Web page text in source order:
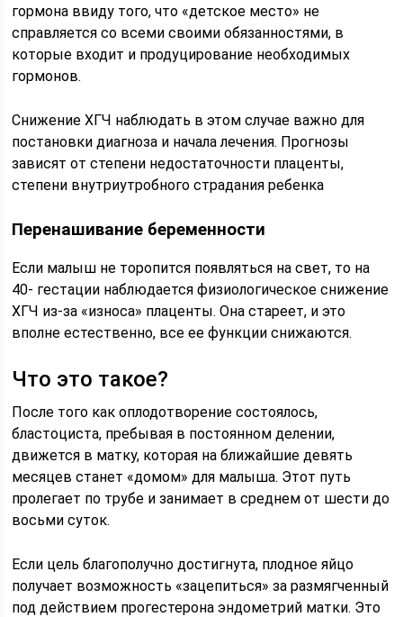
гормона ввиду того, что «детское место» не
справляется со всеми своими обязанностями, в
которые входит и продуцирование необходимых
гормонов.
Снижение ХГЧ наблюдать в этом случае важно для
постановки диагноза и начала лечения. Прогнозы
зависят от степени недостаточности плаценты,
степени внутриутробного страдания ребенка
Перенашивание беременности
Если малыш не торопится появляться на свет, то на
40- гестации наблюдается физиологическое снижение
ХГЧ из-за «износа» плаценты. Она стареет, и это
вполне естественно, все ее функции снижаются.
Что это такое?
После того как оплодотворение состоялось,
бластоциста, пребывая в постоянном делении,
движется в матку, которая на ближайшие девять
месяцев станет «домом» для малыша. Этот путь
пролегает по трубе и занимает в среднем от шести до
восьми суток.
Если цель благополучно достигнута, плодное яйцо
получает возможность «зацепиться» за размягченный
под действием прогестерона эндометрий матки. Это